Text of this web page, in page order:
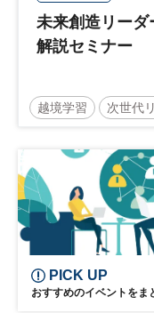
未来創造リーダ
解説セミナー
越境学習 次世代
リーダーシップ
PICK UP
おすすめのイベントをま